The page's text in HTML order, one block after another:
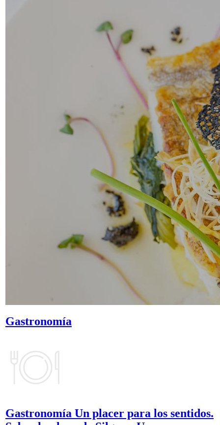
Gastronomía
Gastronomía Un placer para los sentidos.